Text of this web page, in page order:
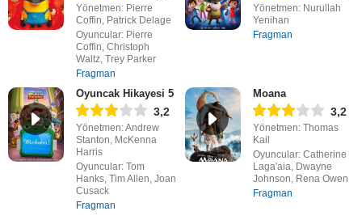
Yönetmen: Pierre
Coffin, Patrick Delage
Oyuncular: Pierre
Coffin, Christoph
Waltz, Trey Parker
Fragman
Yönetmen: Nurullah
Yenihan
Fragman
Oyuncak Hikayesi 5
3,2
Yönetmen: Andrew
Stanton, McKenna
Harris
Oyuncular: Tom
Hanks, Tim Allen, Joan
Cusack
Fragman
Moana
3,2
Yönetmen: Thomas
Kail
Oyuncular: Catherine
Laga'aia, Dwayne
Johnson, Rena Owen
Fragman